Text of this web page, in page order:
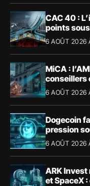
CAC 40 :
points
6 AOÛT 2026
MiCA :
conseillers
6 AOÛT 2026
Dogecoin
pression
6 AOÛT 2026
ARK
et SpaceX